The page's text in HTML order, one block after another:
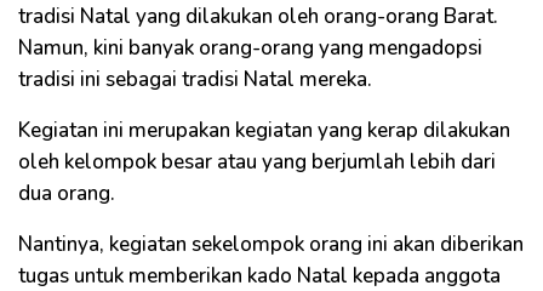
tradisi Natal yang dilakukan oleh orang-orang Barat.
Namun, kini banyak orang-orang yang mengadopsi
tradisi ini sebagai tradisi Natal mereka.
Kegiatan ini merupakan kegiatan yang kerap dilakukan
oleh kelompok besar atau yang berjumlah lebih dari
dua orang.
Nantinya, kegiatan sekelompok orang ini akan diberikan
tugas untuk memberikan kado Natal kepada anggota